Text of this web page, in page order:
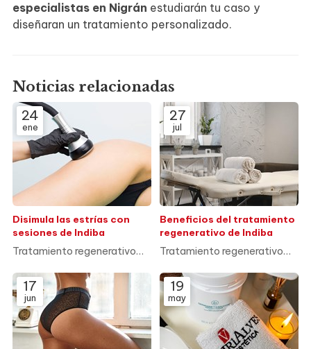
especialistas en Nigrán estudiarán tu caso y
diseñaran un tratamiento personalizado.
Noticias relacionadas
24
ene
Disimula las estrías con
sesiones de Indiba
Tratamiento regenerativo
27
jul
Beneficios del tratamiento
regenerativo de Indiba
Tratamiento regenerativo
17
jun
19
may